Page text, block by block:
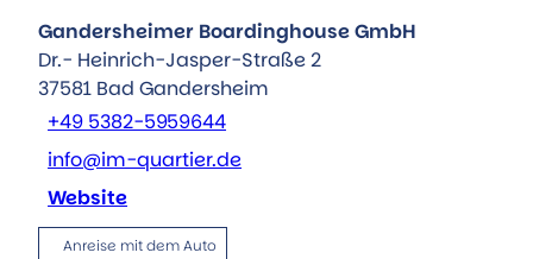
Gandersheimer Boardinghouse GmbH
Dr.- Heinrich-Jasper-Straße 2
37581 Bad Gandersheim
+49 5382-5959644
info@im-quartier.de
Website
Anreise mit dem Auto